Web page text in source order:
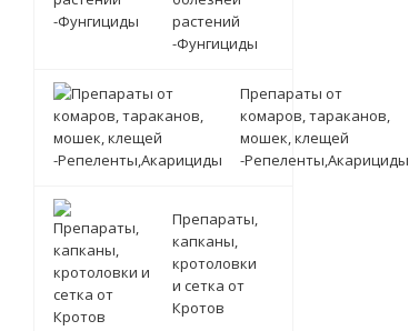
растений
-Фунгициды
Препараты от
комаров, тараканов,
мошек, клещей
-Репеленты,Акарициды
Препараты,
капканы,
кротоловки
и сетка от
Кротов